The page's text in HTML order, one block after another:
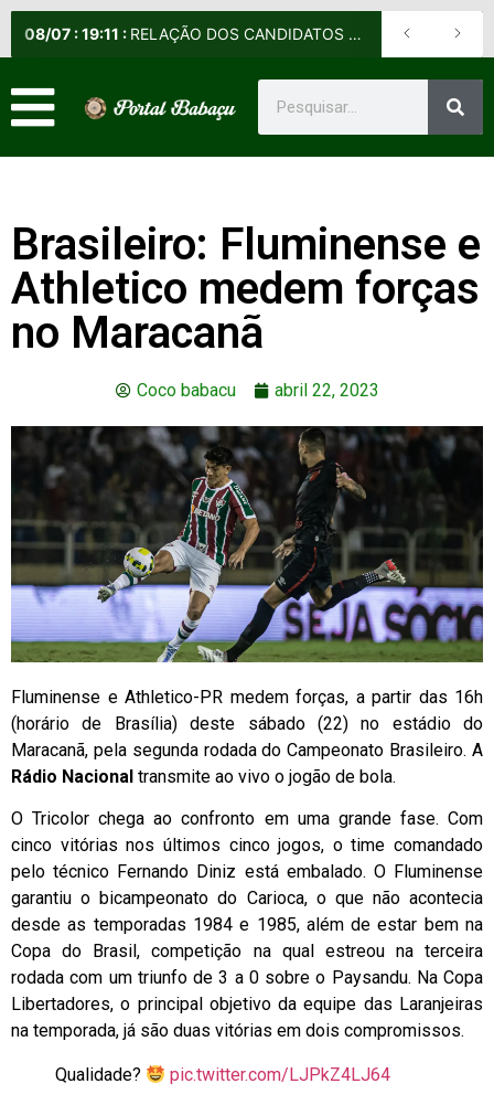
08/07 :19:11 : RELAÇÃO DOS CANDIDATOS SELECIONADOS E NÃO SELECIONADOS PARA A FASE PRESENCIAL DOS CURSOS DE APERFEIÇOAMENTO DE PRAÇAS (CAP) E DE FORMAÇÃO DE SARGENTOS (CFS) – EDITAL Nº 09/2026-DE
Brasileiro: Fluminense e
Athletico medem forças
no Maracanã
Coco babacu abril 22, 2023
Fluminense e Athletico-PR medem forças, a partir das 16h
(horário de Brasília) deste sábado (22) no estádio do
Maracanã, pela segunda rodada do Campeonato Brasileiro. A
Rádio Nacional transmite ao vivo o jogão de bola.
O Tricolor chega ao confronto em uma grande fase. Com
cinco vitórias nos últimos cinco jogos, o time comandado
pelo técnico Fernando Diniz está embalado. O Fluminense
garantiu o bicampeonato do Carioca, o que não acontecia
desde as temporadas 1984 e 1985, além de estar bem na
Copa do Brasil, competição na qual estreou na terceira
rodada com um triunfo de 3 a 0 sobre o Paysandu. Na Copa
Libertadores, o principal objetivo da equipe das Laranjeiras
na temporada, já são duas vitórias em dois compromissos.
Qualidade? pic.twitter.com/LJPkZ4LJ64